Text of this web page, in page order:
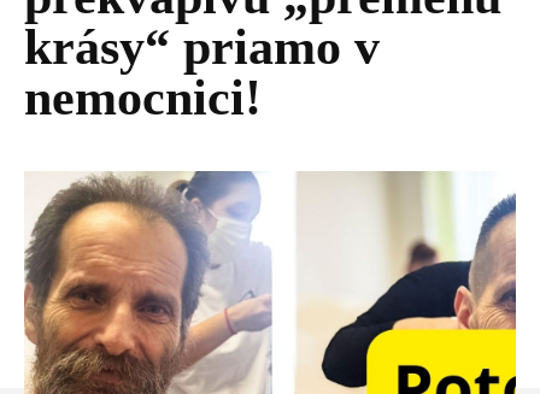
krásy“ priamo v
nemocnici!